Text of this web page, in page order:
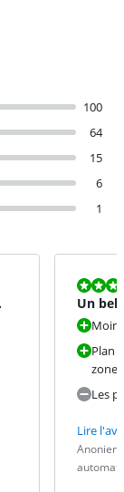
100
64
15
6
1
La note est
Un bel
Plan
zone,
Les
Lire
Évaluation
Anoniem
Date :
Traduction :